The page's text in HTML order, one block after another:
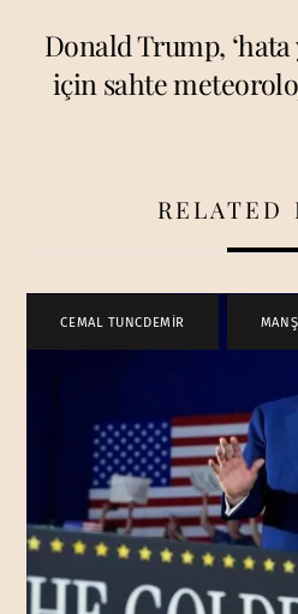
Donald Trump, ‘hata
için sahte
RELATED
CEMAL TUNCDEMİR